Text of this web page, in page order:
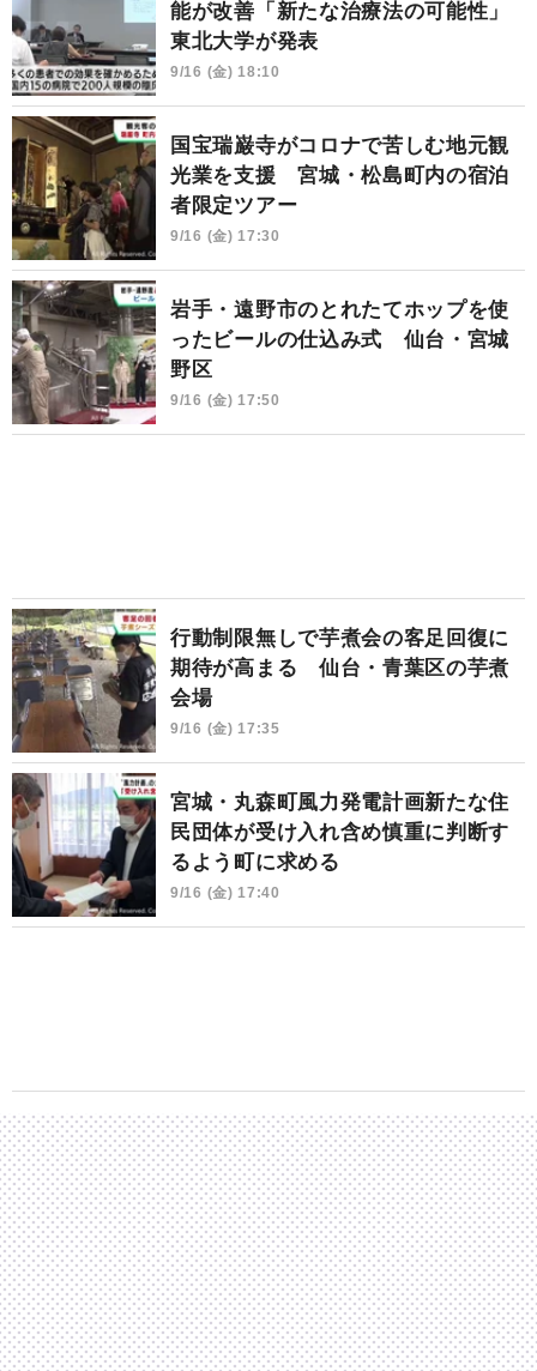
能が改善「新たな治療法の可能性」
東北大学が発表
9/16 (金) 18:10
国宝瑞巌寺がコロナで苦しむ地元観
光業を支援 宮城・松島町内の宿泊
者限定ツアー
9/16 (金) 17:30
岩手・遠野市のとれたてホップを使
ったビールの仕込み式 仙台・宮城
野区
9/16 (金) 17:50
行動制限無しで芋煮会の客足回復に
期待が高まる 仙台・青葉区の芋煮
会場
9/16 (金) 17:35
宮城・丸森町風力発電計画新たな住
民団体が受け入れ含め慎重に判断す
るよう町に求める
9/16 (金) 17:40